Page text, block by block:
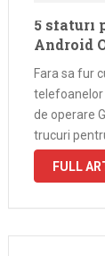
5 sfaturi
Android
Fara sa fur
telefoanelor
de operare
trucuri
incerc sa
FULL